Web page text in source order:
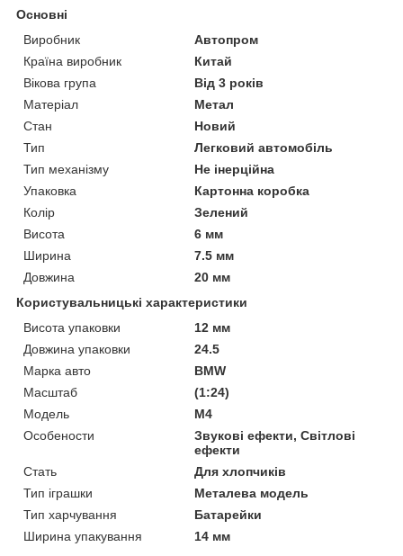
Основні
Виробник
Автопром
Країна виробник
Китай
Вікова група
Від 3 років
Матеріал
Метал
Стан
Новий
Тип
Легковий автомобіль
Тип механізму
Не інерційна
Упаковка
Картонна коробка
Колір
Зелений
Висота
6 мм
Ширина
7.5 мм
Довжина
20 мм
Користувальницькі характеристики
Висота упаковки
12 мм
Довжина упаковки
24.5
Марка авто
BMW
Масштаб
(1:24)
Мoдель
M4
Особености
Звукові ефекти, Світлові
ефекти
Стать
Для хлопчиків
Тип іграшки
Металева модель
Тип харчування
Батарейки
Ширина упакування
14 мм